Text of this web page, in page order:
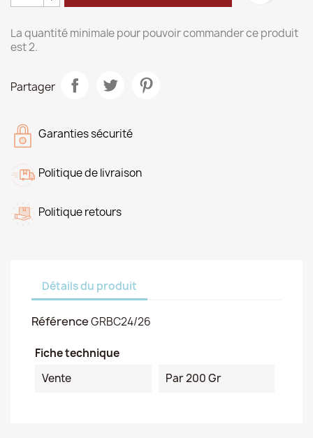
La quantité minimale pour pouvoir commander ce produit
est 2.
Partager
Garanties sécurité
Politique de livraison
Politique retours
Détails du produit
RéférenceGRBC24/26
Fiche technique
Vente
Par 200 Gr